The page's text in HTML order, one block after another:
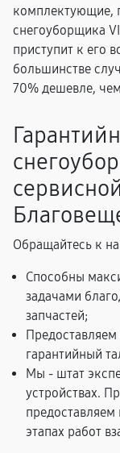
комплектующие,
снегоуборщика
приступит к его
большинстве
70% дешевле,
Обращайтесь к
Способны
задачами
запчастей;
гарантийный
Мы - штат
устройствах.
этапах работ